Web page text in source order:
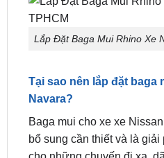
Lắp Đặt Baga Mui
Lắp Đặt Baga Mui Rhino Xe
Tại sao nên lắp đặt baga
Navara?